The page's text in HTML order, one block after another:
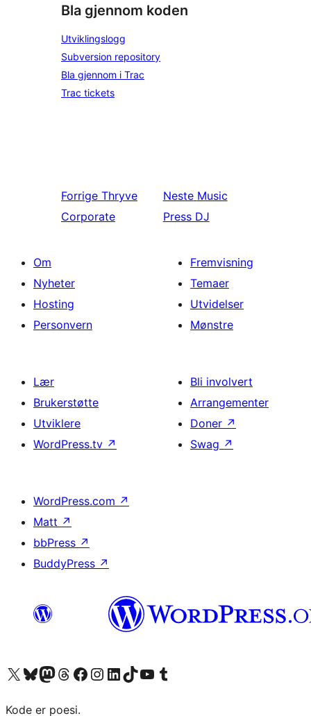
Bla gjennom koden
Utviklingslogg
Subversion repository
Bla gjennom i Trac
Trac tickets
Forrige Thryve
Corporate
Neste Music
Press DJ
Om
Nyheter
Hosting
Personvern
Fremvisning
Temaer
Utvidelser
Mønstre
Lær
Brukerstøtte
Utviklere
WordPress.tv ↗
Bli involvert
Arrangementer
Doner ↗
Swag ↗
WordPress.com ↗
Matt ↗
bbPress ↗
BuddyPress ↗
Besøk vår konto på X Visit our Bluesky account
Besøk vår Mastodon-konto
Visit our Threads account
Besøk vår Facebook-sideBesøk vår Instagram-konto
Besøk vår LinkedIn-konto
Visit our TikTok account
Visit our YouTube channel
Visit our Tumblr account
Kode er poesi.